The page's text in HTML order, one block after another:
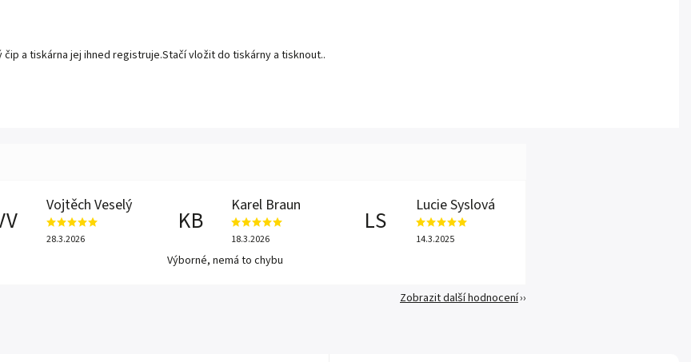
a tiskárna jej ihned registruje.Stačí vložit do tiskárny a tisknout..
Vojtěch Veselý
28.3.2026
KB
Karel Braun
18.3.2026
Výborné, nemá to chybu
LS
Lucie Syslová
14.3.2025
Zobrazit další hodnocení